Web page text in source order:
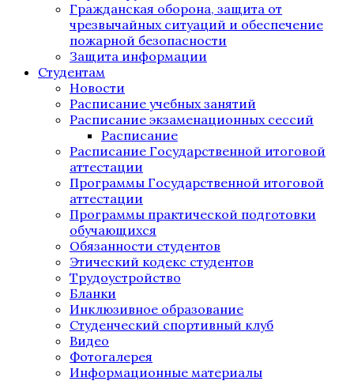
Гражданская оборона, защита от
чрезвычайных ситуаций и обеспечение
пожарной безопасности
Защита информации
Студентам
Новости
Расписание учебных занятий
Расписание экзаменационных сессий
Расписание
Расписание Государственной итоговой
аттестации
Программы Государственной итоговой
аттестации
Программы практической подготовки
обучающихся
Обязанности студентов
Этический кодекс студентов
Трудоустройство
Бланки
Инклюзивное образование
Студенческий спортивный клуб
Видео
Фотогалерея
Информационные материалы